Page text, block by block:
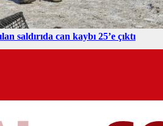
saldırıda can kaybı 25’e çıktı